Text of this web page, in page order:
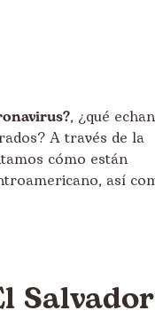
, ¿qué echan
A través de la
cómo están
así